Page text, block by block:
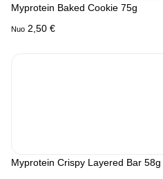
Myprotein Baked Cookie 75g
Nuo 2,50 €
Myprotein Crispy Layered Bar 58g